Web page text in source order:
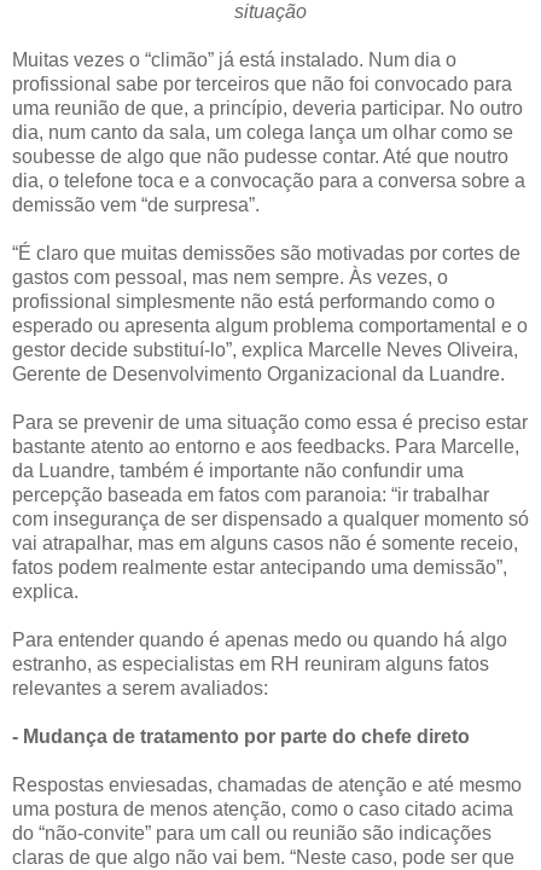
situação
Muitas vezes o “climão” já está instalado. Num dia o
profissional sabe por terceiros que não foi convocado para
uma reunião de que, a princípio, deveria participar. No outro
dia, num canto da sala, um colega lança um olhar como se
soubesse de algo que não pudesse contar. Até que noutro
dia, o telefone toca e a convocação para a conversa sobre a
demissão vem “de surpresa”.
“É claro que muitas demissões são motivadas por cortes de
gastos com pessoal, mas nem sempre. Às vezes, o
profissional simplesmente não está performando como o
esperado ou apresenta algum problema comportamental e o
gestor decide substituí-lo”, explica Marcelle Neves Oliveira,
Gerente de Desenvolvimento Organizacional da Luandre.
Para se prevenir de uma situação como essa é preciso estar
bastante atento ao entorno e aos feedbacks. Para Marcelle,
da Luandre, também é importante não confundir uma
percepção baseada em fatos com paranoia: “ir trabalhar
com insegurança de ser dispensado a qualquer momento só
vai atrapalhar, mas em alguns casos não é somente receio,
fatos podem realmente estar antecipando uma demissão”,
explica.
Para entender quando é apenas medo ou quando há algo
estranho, as especialistas em RH reuniram alguns fatos
relevantes a serem avaliados:
- Mudança de tratamento por parte do chefe direto
Respostas enviesadas, chamadas de atenção e até mesmo
uma postura de menos atenção, como o caso citado acima
do “não-convite” para um call ou reunião são indicações
claras de que algo não vai bem. “Neste caso, pode ser que